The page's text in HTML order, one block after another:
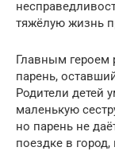
тяжёлую жизнь
Главным героем
парень,
Родители детей
маленькую
но парень не
поездке в